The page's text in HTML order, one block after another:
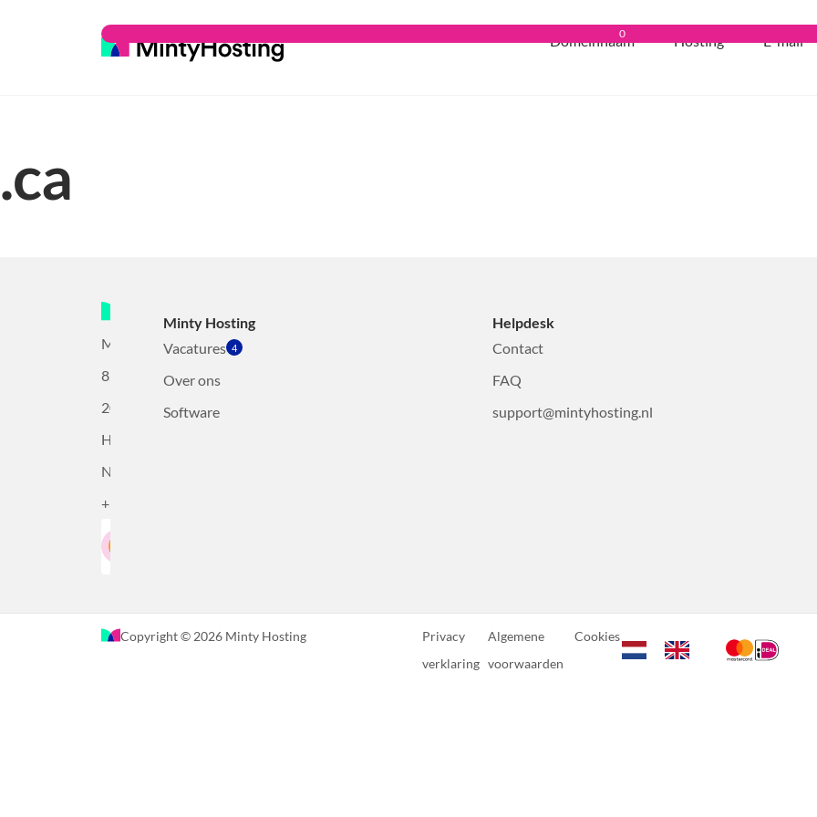
Domeinnaam Hosting E-mail
0
.ca
Mollerusweg
82
2031BZ
Haarlem,
Nederland
+31232305815
Minty Hosting
Vacatures 4
Over ons
Software
Helpdesk
Contact
FAQ
support@mintyhosting.nl
Copyright © 2026 Minty Hosting
Privacy
verklaring
Algemene
voorwaarden
Cookies